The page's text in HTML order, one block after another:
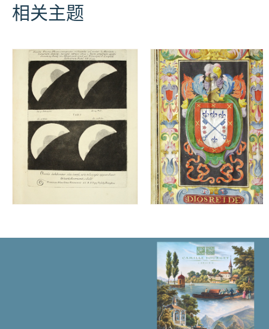
de
Fables
Franc,
Armand-
Gouffé,
suivis
d’anecdotes
relatives
chaque
量
相关主题